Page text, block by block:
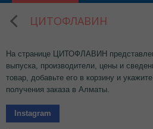
ЦИТОФЛАВИН
На странице ЦИТОФЛАВИН
выпуска, производители, цены и
товар, добавьте его в корзину и
получения заказа в Алматы.
Instagram